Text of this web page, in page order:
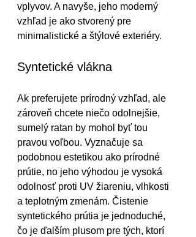
vplyvov. A navyše, jeho moderný
vzhľad je ako stvorený pre
minimalistické a štýlové exteriéry.
Syntetické vlákna
Ak preferujete prírodný vzhľad, ale
zároveň chcete niečo odolnejšie,
sumelý ratan by mohol byť tou
pravou voľbou. Vyznačuje sa
podobnou estetikou ako prírodné
prútie, no jeho výhodou je vysoká
odolnosť proti UV žiareniu, vlhkosti
a teplotným zmenám. Čistenie
syntetického prútia je jednoduché,
čo je ďalším plusom pre tých, ktorí